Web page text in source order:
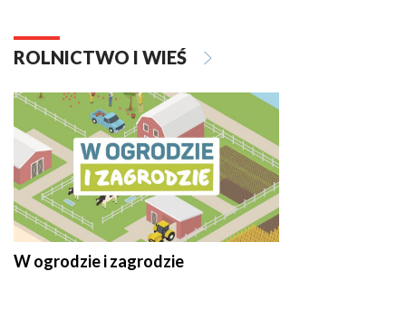
ROLNICTWO I WIEŚ
W ogrodzie i zagrodzie